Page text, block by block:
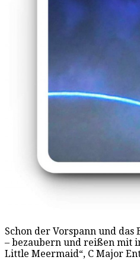
Schon der Vorspann und
– bezaubern und reißen mit
Little Meermaid“, C Major